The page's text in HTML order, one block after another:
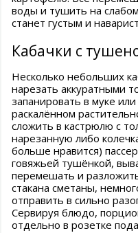
воды и тушить на
станет густым и
Кабачки с
Несколько небольших
нарезать аккуратными
запанировать в муке
раскалённом
сложить в кастрюлю с
нарезанную либо
больше нравится)
говяжьей тушёнкой,
перемешать и
стакана сметаны,
отправить в сильно
Сервируя блюдо,
отдельно в розетке